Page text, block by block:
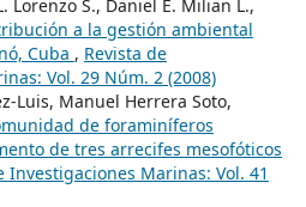
Lorenzo S., Daniel E. Milian L.,
a la gestión ambiental
Cuba , Revista de
Vol. 29 Núm. 2 (2008)
Luis, Manuel Herrera Soto,
de foraminíferos
de tres arrecifes mesofóticos
Investigaciones Marinas: Vol. 41